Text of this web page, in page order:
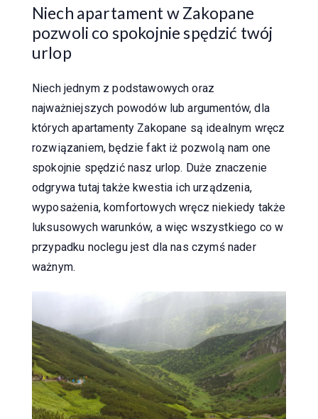
Niech apartament w Zakopane
pozwoli co spokojnie spędzić twój
urlop
Niech jednym z podstawowych oraz
najważniejszych powodów lub argumentów, dla
których apartamenty Zakopane są idealnym wręcz
rozwiązaniem, będzie fakt iż pozwolą nam one
spokojnie spędzić nasz urlop. Duże znaczenie
odgrywa tutaj także kwestia ich urządzenia,
wyposażenia, komfortowych wręcz niekiedy także
luksusowych warunków, a więc wszystkiego co w
przypadku noclegu jest dla nas czymś nader
ważnym.